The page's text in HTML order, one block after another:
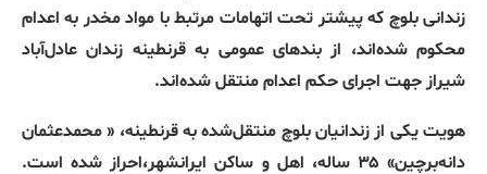
زندانی بلوچ که پیشتر تحت اتهامات مرتبط با مواد مخدر به اعدام
محکوم شده‌اند، از بندهای عمومی به قرنطینه زندان عادل‌آباد
شیراز جهت اجرای حکم اعدام منتقل شده‌اند.
هویت یکی از زندانیان بلوچ منتقل‌شده به قرنطینه، « محمدعثمان
دانه‌برچین» ۳۵ ساله، اهل و ساکن ایرانشهر،احراز شده است.